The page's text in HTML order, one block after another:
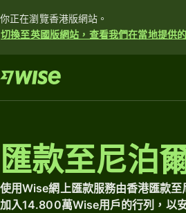
你正在瀏覽香港版網站。
切換至英國版網站，查看我們在當地提供
匯款至尼泊
使用Wise網上匯款服務由香港匯款
加入14.800萬Wise用戶的行列，以